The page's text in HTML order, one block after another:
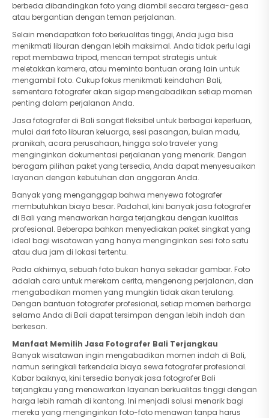
berbeda dibandingkan foto yang diambil secara tergesa-gesa
atau bergantian dengan teman perjalanan.
Selain mendapatkan foto berkualitas tinggi, Anda juga bisa
menikmati liburan dengan lebih maksimal. Anda tidak perlu lagi
repot membawa tripod, mencari tempat strategis untuk
meletakkan kamera, atau meminta bantuan orang lain untuk
mengambil foto. Cukup fokus menikmati keindahan Bali,
sementara fotografer akan sigap mengabadikan setiap momen
penting dalam perjalanan Anda.
Jasa fotografer di Bali sangat fleksibel untuk berbagai keperluan,
mulai dari foto liburan keluarga, sesi pasangan, bulan madu,
pranikah, acara perusahaan, hingga solo traveler yang
menginginkan dokumentasi perjalanan yang menarik. Dengan
beragam pilihan paket yang tersedia, Anda dapat menyesuaikan
layanan dengan kebutuhan dan anggaran Anda.
Banyak yang menganggap bahwa menyewa fotografer
membutuhkan biaya besar. Padahal, kini banyak jasa fotografer
di Bali yang menawarkan harga terjangkau dengan kualitas
profesional. Beberapa bahkan menyediakan paket singkat yang
ideal bagi wisatawan yang hanya menginginkan sesi foto satu
atau dua jam di lokasi tertentu.
Pada akhirnya, sebuah foto bukan hanya sekadar gambar. Foto
adalah cara untuk merekam cerita, mengenang perjalanan, dan
mengabadikan momen yang mungkin tidak akan terulang.
Dengan bantuan fotografer profesional, setiap momen berharga
selama Anda di Bali dapat tersimpan dengan lebih indah dan
berkesan.
Manfaat Memilih Jasa Fotografer Bali Terjangkau
Banyak wisatawan ingin mengabadikan momen indah di Bali,
namun seringkali terkendala biaya sewa fotografer profesional.
Kabar baiknya, kini tersedia banyak jasa fotografer Bali
terjangkau yang menawarkan layanan berkualitas tinggi dengan
harga lebih ramah di kantong. Ini menjadi solusi menarik bagi
mereka yang menginginkan foto-foto menawan tanpa harus